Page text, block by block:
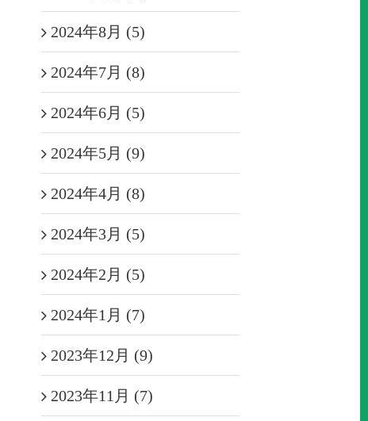
2024年8月 (5)
2024年7月 (8)
2024年6月 (5)
2024年5月 (9)
2024年4月 (8)
2024年3月 (5)
2024年2月 (5)
2024年1月 (7)
2023年12月 (9)
2023年11月 (7)